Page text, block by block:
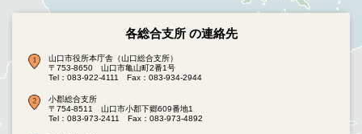
各総合支所 の連絡先
山口市役所本庁舎（山口総合支所）
〒753-8650 山口市亀山町2番1号
Tel：083-922-4111
Fax：083-934-2944
小郡総合支所
〒754-8511 山口市小郡下郷609番地1
Tel：083-973-2411
Fax：083-973-4892